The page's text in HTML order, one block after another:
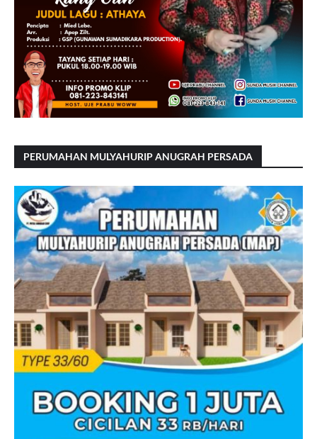
PERUMAHAN MULYAHURIP ANUGRAH PERSADA